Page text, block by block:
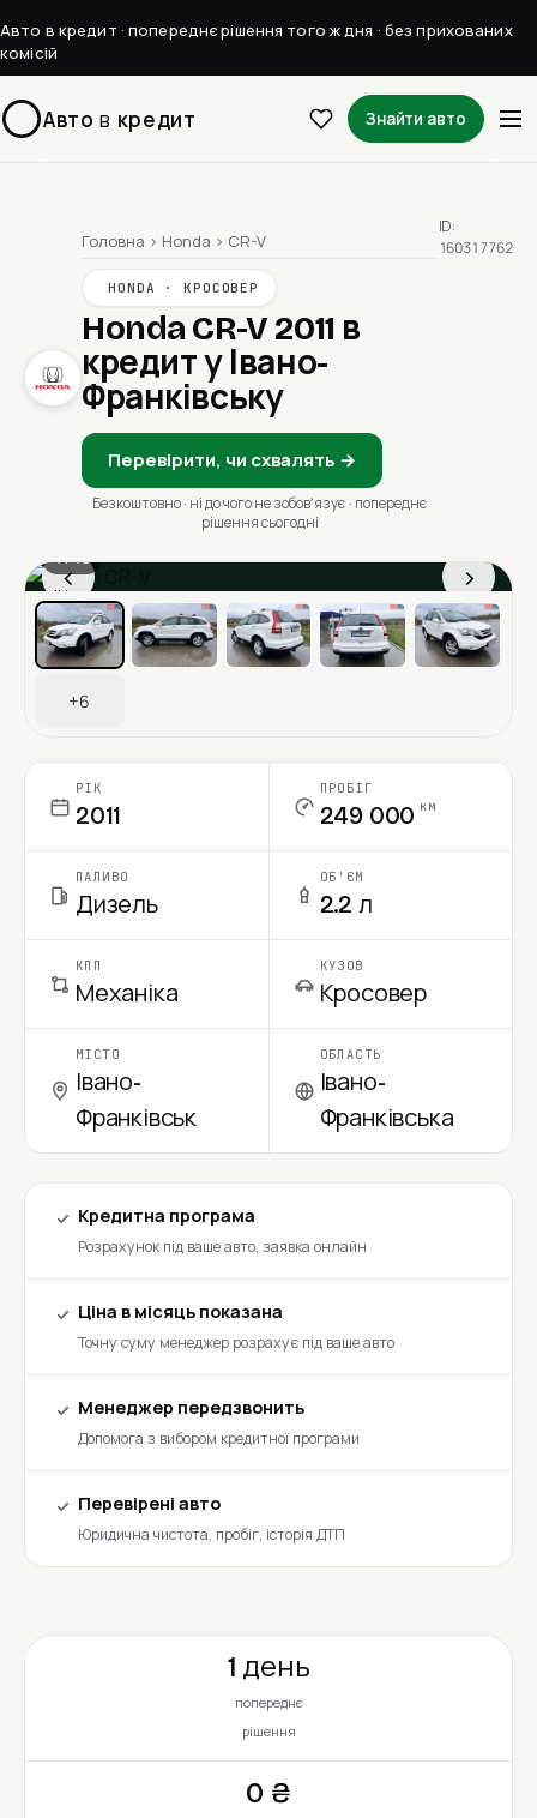
Авто в кредит · попереднє рішення того ж дня · без прихованих
комісій
Авто в кредит Знайти авто
Головна › Honda › CR-V
HONDA · КРОСОВЕР
Honda CR-V 2011 в
кредит у Івано-
Франківську
Перевірити, чи схвалять →
Безкоштовно · ні до чого не зобовʼязує · попереднє
рішення сьогодні
ID:
160317762
‹ ›
1 / 13
Ціна в місяць
+6
РІК
2011
ПРОБІГ
249 000 км
ПАЛИВО
Дизель
ОБ'ЄМ
2.2 л
КПП
Механіка
КУЗОВ
Кросовер
МІСТО
Івано-
Франківськ
ОБЛАСТЬ
Івано-
Франківська
Кредитна програма
Розрахунок під ваше авто, заявка онлайн
Ціна в місяць показана
Точну суму менеджер розрахує під ваше авто
Менеджер передзвонить
Допомога з вибором кредитної програми
Перевірені авто
Юридична чистота, пробіг, історія ДТП
1 день
попереднє
рішення
0 ₴